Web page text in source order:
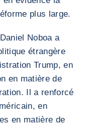
plus large.
Noboa a
étrangère
Trump, en
en matière de
Il a renforcé
en
en matière de